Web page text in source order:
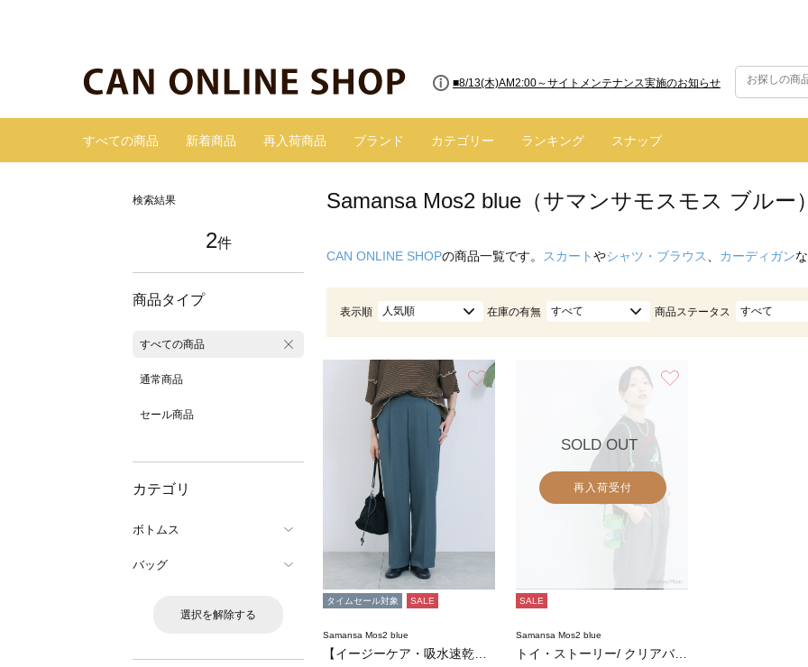
■8/13(木)AM2:00～サイトメンテナンス実施のお知らせ
すべての商品 新着商品 再入荷商品 ブランド カテゴリー ランキング スナップ
検索結果
2件
商品タイプ
すべての商品
通常商品
セール商品
カテゴリ
ボトムス
バッグ
選択を解除する
Samansa Mos2 blue（サマンサモスモス ブルー
CAN ONLINE SHOPの商品一覧です。 スカートやシャツ・ブラウス カーディガン
表示順 人気順 在庫の有無 すべて 商品ステータス すべて
タイムセール対象 SALE
Samansa Mos2 blue
SOLD OUT
再入荷受付
SALE
Samansa Mos2 blue
トイ・ストーリー/ クリアバニイティポシェッ…